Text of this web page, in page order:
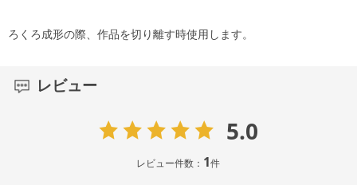
ろくろ成形の際、作品を切り離す時使用します。
レビュー
5.0
レビュー件数： 1件